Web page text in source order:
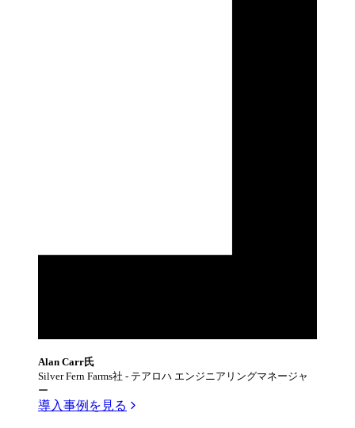
Alan Carr氏
Silver Fern Farms社 - テアロハ エンジニアリングマネージャ
ー
導入事例を見る